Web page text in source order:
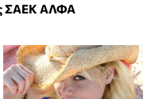
ΣΑΕΚ ΑΛΦΑ